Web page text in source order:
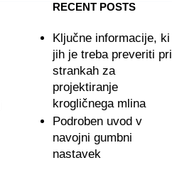
RECENT POSTS
Ključne informacije, ki
jih je treba preveriti pri
strankah za
projektiranje
krogličnega mlina
Podroben uvod v
navojni gumbni
nastavek